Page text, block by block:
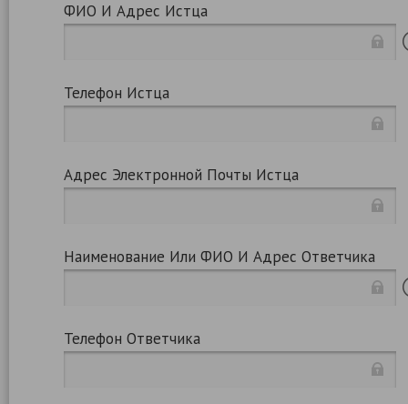
ФИО И Адрес Истца
Телефон Истца
Адрес Электронной Почты Истца
Наименование Или ФИО И Адрес Ответчика
Телефон Ответчика